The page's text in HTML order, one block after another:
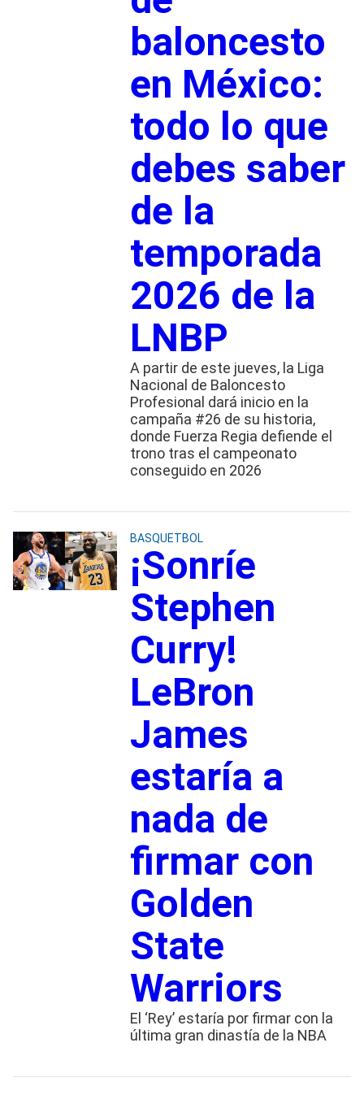
baloncesto
en México:
todo lo que
debes saber
de la
temporada
2026 de la
LNBP
A partir de este jueves, la Liga
Nacional de Baloncesto
Profesional dará inicio en la
campaña #26 de su historia,
donde Fuerza Regia defiende el
trono tras el campeonato
conseguido en 2026
BASQUETBOL
¡Sonríe
Stephen
Curry!
LeBron
James
estaría a
nada de
firmar con
Golden
State
Warriors
El ‘Rey’ estaría por firmar con la
última gran dinastía de la NBA